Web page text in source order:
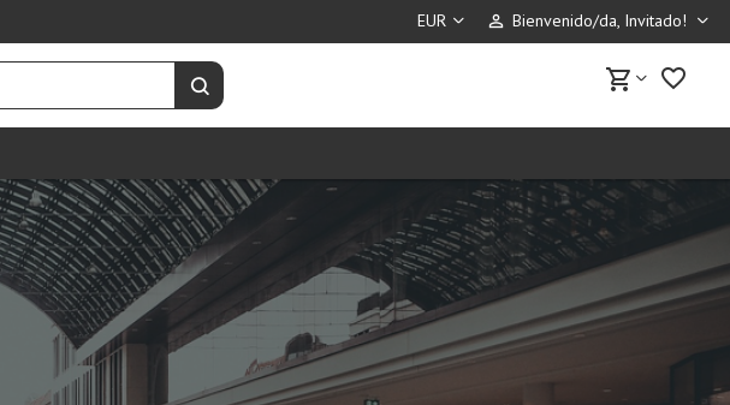
perm_identity Bienvenido/da, Invitado!
Buscar productos shopping_cart favorite_border